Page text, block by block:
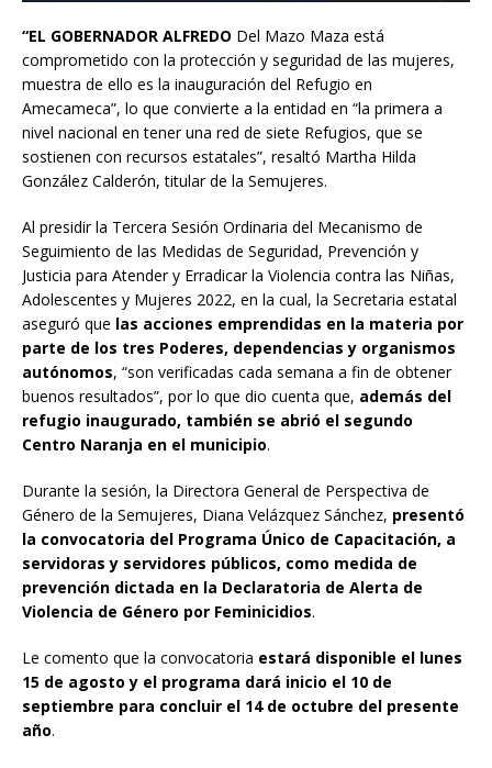
“EL GOBERNADOR ALFREDO Del Mazo Maza está
comprometido con la protección y seguridad de las mujeres,
muestra de ello es la inauguración del Refugio en
Amecameca”, lo que convierte a la entidad en “la primera a
nivel nacional en tener una red de siete Refugios, que se
sostienen con recursos estatales”, resaltó Martha Hilda
González Calderón, titular de la Semujeres.
Al presidir la Tercera Sesión Ordinaria del Mecanismo de
Seguimiento de las Medidas de Seguridad, Prevención y
Justicia para Atender y Erradicar la Violencia contra las Niñas,
Adolescentes y Mujeres 2022, en la cual, la Secretaria estatal
aseguró que las acciones emprendidas en la materia por
parte de los tres Poderes, dependencias y organismos
autónomos, “son verificadas cada semana a fin de obtener
buenos resultados”, por lo que dio cuenta que, además del
refugio inaugurado, también se abrió el segundo
Centro Naranja en el municipio.
Durante la sesión, la Directora General de Perspectiva de
Género de la Semujeres, Diana Velázquez Sánchez, presentó
la convocatoria del Programa Único de Capacitación, a
servidoras y servidores públicos, como medida de
prevención dictada en la Declaratoria de Alerta de
Violencia de Género por Feminicidios.
Le comento que la convocatoria estará disponible el lunes
15 de agosto y el programa dará inicio el 10 de
septiembre para concluir el 14 de octubre del presente
año.